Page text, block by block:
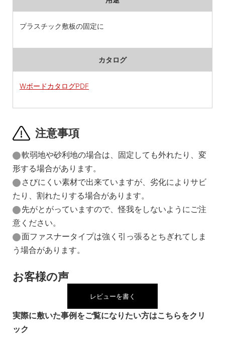
プラスチック敷板の固定に
カタログ
WボードカタログPDF
注意事項
軟弱地や砂利地の場合は、固定しても外れたり、変
形する場合があります。
さびにくい素材で出来ていますが、劣化によりサビ
たり、割れたりする場合があります。
先がとがっていますので、怪我をしないようにご注
意ください。
面ファスナータイプは強く引っ張るとちぎれてしま
う場合があります。
お客様の声
レビューを書く
実際に敷いた事例をご覧になりたい方はこちらをクリ
ック